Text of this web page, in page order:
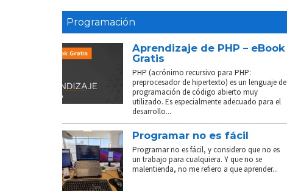
Programación
Aprendizaje de PHP – eBook
Gratis
PHP (acrónimo recursivo para PHP:
preprocesador de hipertexto) es un lenguaje de
programación de código abierto muy
utilizado. Es especialmente adecuado para el
desarrollo...
Programar no es fácil
Programar no es fácil, y considero que no es
un trabajo para cualquiera. Y que no se
malentienda, no me refiero a que aprender...